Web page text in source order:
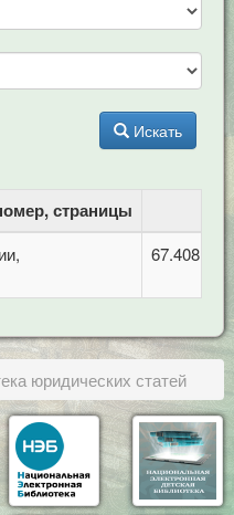
Искать
страницы
67.408
юридических статей